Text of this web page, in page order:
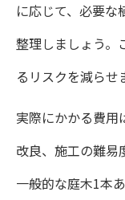
に応じて、必要な
整理しましょう。
るリスクを減らせ
実際にかかる費用
改良、施工の難易
一般的な庭木1本